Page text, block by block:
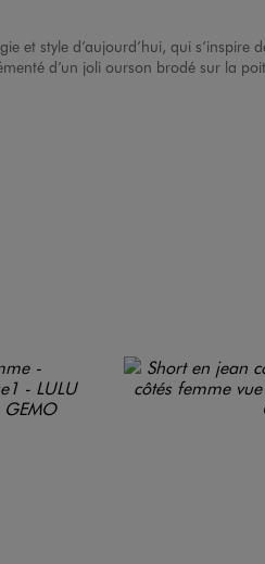
et style d’aujourd’hui, qui s’inspire
d’un joli ourson brodé sur la